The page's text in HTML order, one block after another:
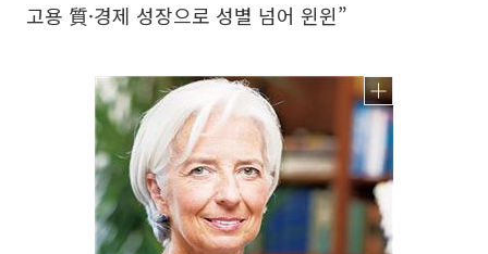
고용 質·경제 성장으로 성별 넘어 윈윈”